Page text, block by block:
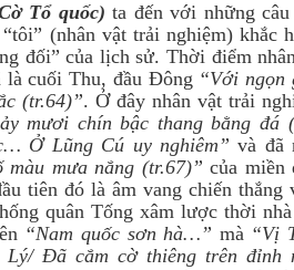
Tổ quốc) ta đến với những câu
(nhân vật trải nghiệm) khắc
đối” của lịch sử. Thời điểm
cuối Thu, đầu Đông “Với ngọn
(tr.64)”. Ở đây nhân vật trải
mươi chín bậc thang bằng đá
Ở Lũng Cú uy nghiêm” và đã
mưa nắng (tr.67)” của miền
tiên đó là âm vang chiến thắng
quân Tống xâm lược thời
“Nam quốc sơn hà…” mà “Vị
Lý/ Đã cắm cờ thiêng trên đỉnh